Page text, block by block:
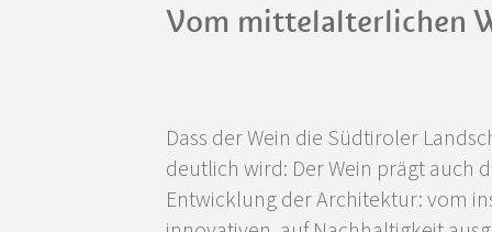
Vom mittelalterlichen
Dass der Wein die Südtiroler
deutlich wird: Der Wein prägt auch
Entwicklung der Architektur: vom